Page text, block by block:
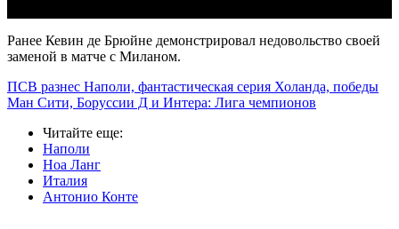
Ранее Кевин де Брюйне демонстрировал недовольство своей
заменой в матче с Миланом.
ПСВ разнес Наполи, фантастическая серия Холанда, победы
Ман Сити, Боруссии Д и Интера: Лига чемпионов
Читайте еще:
Наполи
Ноа Ланг
Италия
Антонио Конте